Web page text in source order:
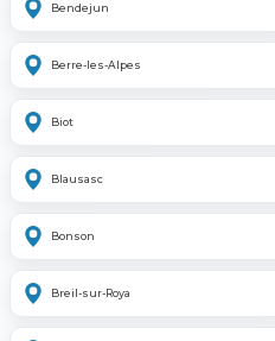
Bendejun
Berre-les-Alpes
Biot
Blausasc
Bonson
Breil-sur-Roya